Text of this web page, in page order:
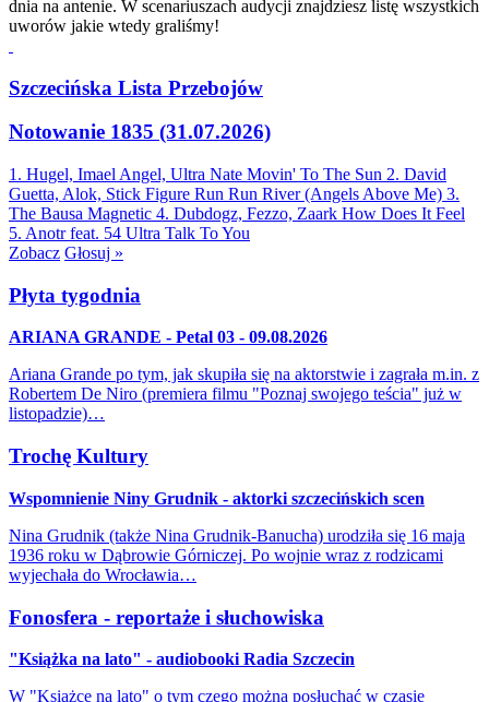
dnia na antenie. W scenariuszach audycji znajdziesz listę wszystkich
uworów jakie wtedy graliśmy!
Szczecińska Lista Przebojów
Notowanie 1835 (31.07.2026)
1. Hugel, Imael Angel, Ultra Nate Movin' To The Sun 2. David
Guetta, Alok, Stick Figure Run Run River (Angels Above Me) 3.
The Bausa Magnetic 4. Dubdogz, Fezzo, Zaark How Does It Feel
5. Anotr feat. 54 Ultra Talk To You
Zobacz Głosuj »
Płyta tygodnia
ARIANA GRANDE - Petal 03 - 09.08.2026
Ariana Grande po tym, jak skupiła się na aktorstwie i zagrała m.in. z
Robertem De Niro (premiera filmu "Poznaj swojego teścia" już w
listopadzie)…
Trochę Kultury
Wspomnienie Niny Grudnik - aktorki szczecińskich scen
Nina Grudnik (także Nina Grudnik-Banucha) urodziła się 16 maja
1936 roku w Dąbrowie Górniczej. Po wojnie wraz z rodzicami
wyjechała do Wrocławia…
Fonosfera - reportaże i słuchowiska
"Książka na lato" - audiobooki Radia Szczecin
W "Książce na lato" o tym czego można posłuchać w czasie